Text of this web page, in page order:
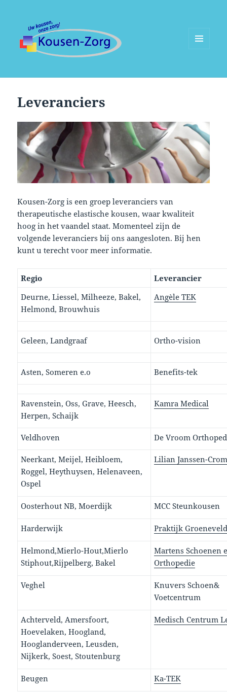
Leveranciers
Kousen-Zorg is een groep leveranciers van
therapeutische elastische kousen, waar kwaliteit
hoog in het vaandel staat. Momenteel zijn de
volgende leveranciers bij ons aangesloten. Bij hen
kunt u terecht voor meer informatie.
Regio
Leverancier
Deurne, Liessel, Milheeze, Bakel,
Helmond, Brouwhuis
Angèle TEK
Geleen, Landgraaf Ortho-vision
Asten, Someren e.o Benefits-tek
Ravenstein, Oss, Grave, Heesch,
Herpen, Schaijk
Kamra Medical
Veldhoven De Vroom
Neerkant, Meijel, Heibloem,
Roggel, Heythuysen, Helenaveen,
Ospel
Lilian Janssen-
Oosterhout NB, Moerdijk MCC Steunkousen
Harderwijk Praktijk
Helmond,Mierlo-Hout,Mierlo
Stiphout,Rijpelberg, Bakel
Martens Schoenen
Orthopedie
Veghel
Knuvers Schoen&
Voetcentrum
Achterveld, Amersfoort,
Hoevelaken, Hoogland,
Hooglanderveen, Leusden,
Nijkerk, Soest, Stoutenburg
Medisch Centrum
Beugen Ka-TEK